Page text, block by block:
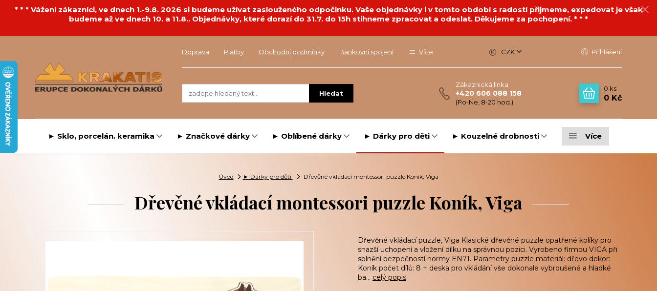
* * * Vážení zákazníci, ve dnech 1.-9.8. 2026 si budeme užívat zaslouženého odpočinku. Vaše objednávky i v tomto období s radostí přijmeme, expedovat je však
budeme až ve dnech 10. a 11.8.. Objednávky, které dorazí do 31.7. do 15h stihneme zpracovat a odeslat. Děkujeme za pochopení. * * *
Doprava Platby Obchodní podmínky Bankovní spojení Více CZK Přihlášení
Hledat
Zákaznická linka
+420 606 088 158
(Po-Ne, 8-20 hod.)
0 ks
0 Kč
► Sklo, porcelán. keramika ► Značkové dárky ► Oblíbené dárky ► Dárky pro děti ► Kouzelné drobnosti Více
Úvod ► Dárky pro děti Dřevěné vkládací montessori puzzle Koník, Viga
Dřevěné vkládací montessori puzzle Koník, Viga
Dřevěné vkládací puzzle, Viga Klasické dřevěné puzzle opatřené kolíky pro
snazší uchopení a vložení dílku na správnou pozici. Vyrobeno firmou VIGA při
splnění bezpečností normy EN71. Parametry puzzle materiál: dřevo dekor:
Koník počet dílů: 8 + deska pro vkládání vše dokonale vybroušené a hladké
ba... celý popis